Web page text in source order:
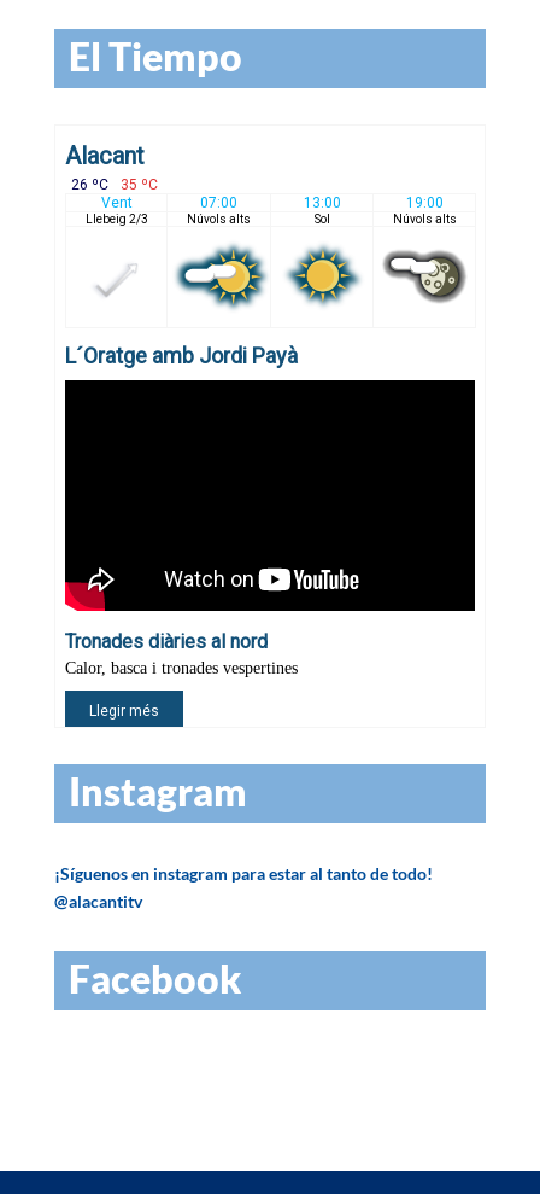
El Tiempo
Instagram
¡Síguenos en instagram para estar al tanto de todo!
@alacantitv
Facebook